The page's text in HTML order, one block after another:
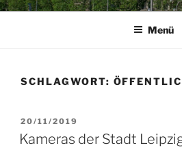
Menü
SCHLAGWORT:
VERÖFFENTLICHT
AM
20/11/2019
Kameras der Stadt